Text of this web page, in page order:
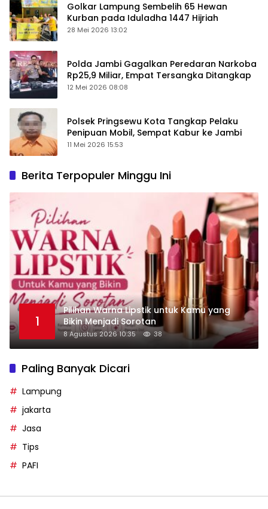
Golkar Lampung Sembelih 65 Hewan
Kurban pada Iduladha 1447 Hijriah
28 Mei 2026 13:02
Polda Jambi Gagalkan Peredaran Narkoba
Rp25,9 Miliar, Empat Tersangka Ditangkap
12 Mei 2026 08:08
Polsek Pringsewu Kota Tangkap Pelaku
Penipuan Mobil, Sempat Kabur ke Jambi
11 Mei 2026 15:53
Berita Terpopuler Minggu Ini
1
Pilihan Warna Lipstik untuk Kamu yang
Bikin Menjadi Sorotan
8 Agustus 2026 10:35 38
Paling Banyak Dicari
Lampung
jakarta
Jasa
Tips
PAFI